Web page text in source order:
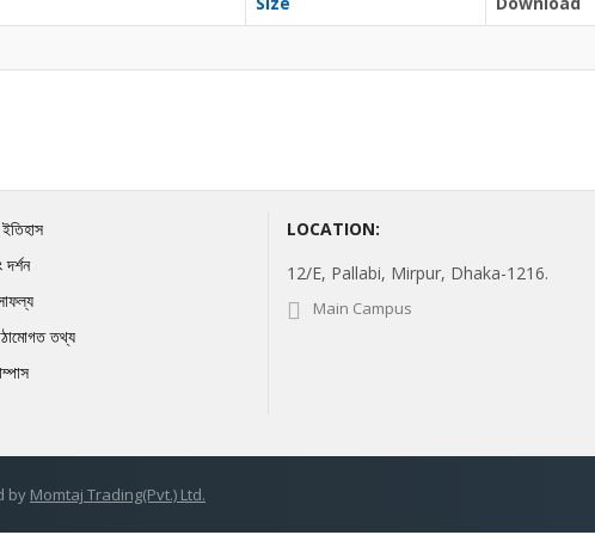
তথ্য
LOCATION:
12/E, Pallabi, Mirpur, Dhaka-1216.
Main Campus
by Momtaj Trading(Pvt.) Ltd.